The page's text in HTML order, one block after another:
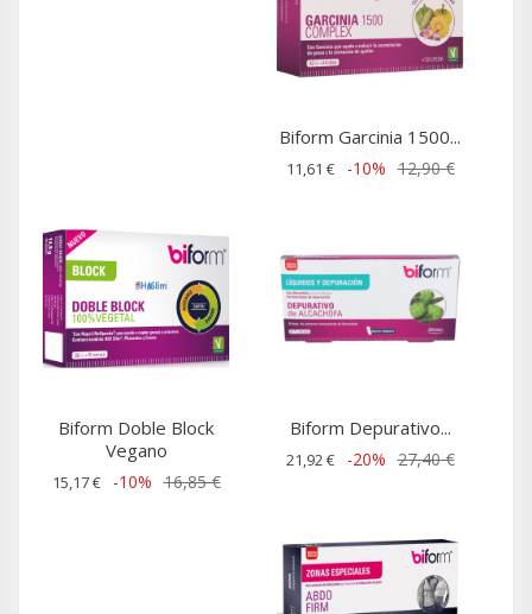
Biform Garcinia 1500...
11,61 € -10% 12,90 €
Biform Doble Block
Vegano
15,17 € -10% 16,85 €
Biform Depurativo...
21,92 € -20% 27,40 €